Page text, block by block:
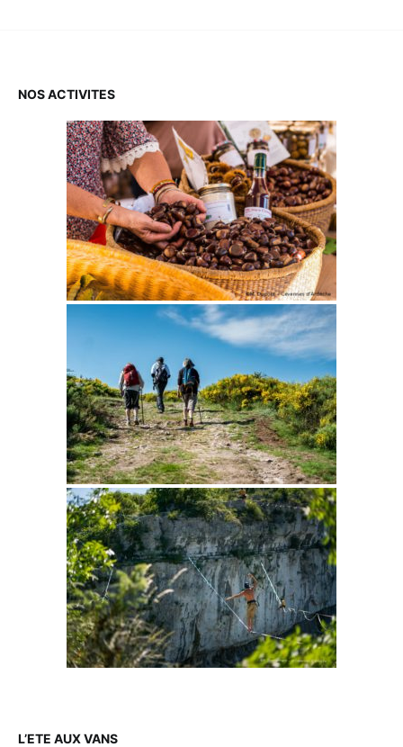
NOS ACTIVITES
L’ETE AUX VANS